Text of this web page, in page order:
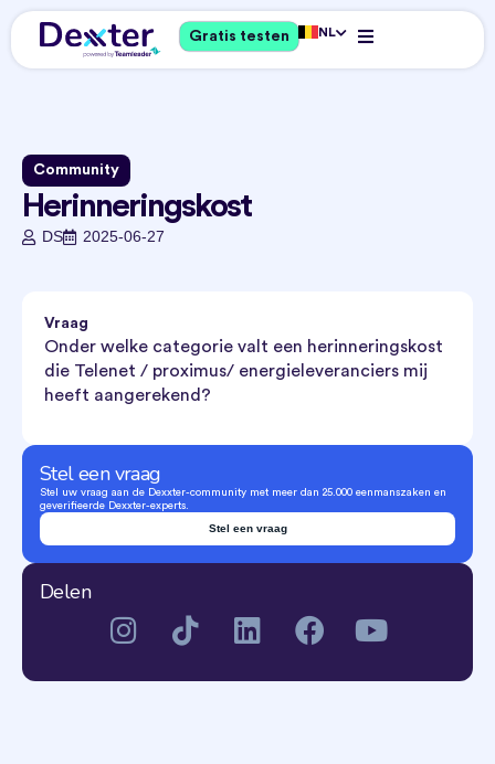
Gratis testen NL
Community
Herinneringskost
DS 2025-06-27
Vraag
Onder welke categorie valt een herinneringskost
die Telenet / proximus/ energieleveranciers mij
heeft aangerekend?
Stel een vraag
Stel uw vraag aan de Dexxter-community met meer dan 25.000 eenmanszaken en
geverifieerde Dexxter-experts.
Stel een vraag
Delen